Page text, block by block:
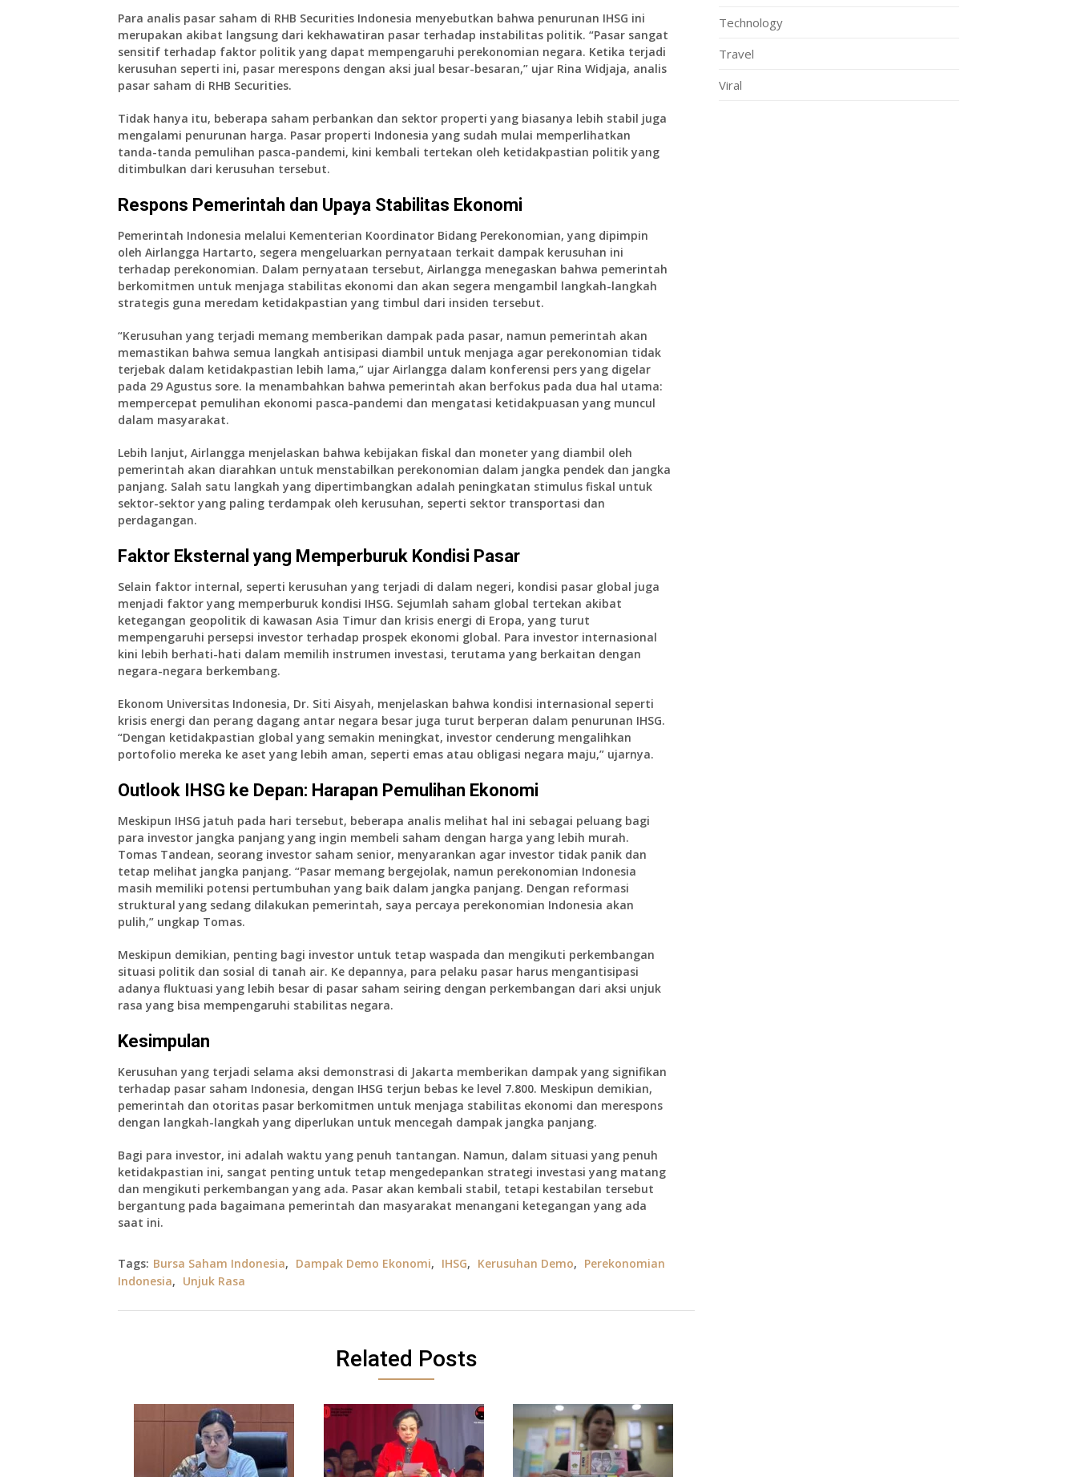
Para analis pasar saham di RHB Securities Indonesia menyebutkan bahwa penurunan IHSG ini
merupakan akibat langsung dari kekhawatiran pasar terhadap instabilitas politik. “Pasar sangat
sensitif terhadap faktor politik yang dapat mempengaruhi perekonomian negara. Ketika terjadi
kerusuhan seperti ini, pasar merespons dengan aksi jual besar-besaran,” ujar Rina Widjaja, analis
pasar saham di RHB Securities.
Tidak hanya itu, beberapa saham perbankan dan sektor properti yang biasanya lebih stabil juga
mengalami penurunan harga. Pasar properti Indonesia yang sudah mulai memperlihatkan
tanda-tanda pemulihan pasca-pandemi, kini kembali tertekan oleh ketidakpastian politik yang
ditimbulkan dari kerusuhan tersebut.
Respons Pemerintah dan Upaya Stabilitas Ekonomi
Pemerintah Indonesia melalui Kementerian Koordinator Bidang Perekonomian, yang dipimpin
oleh Airlangga Hartarto, segera mengeluarkan pernyataan terkait dampak kerusuhan ini
terhadap perekonomian. Dalam pernyataan tersebut, Airlangga menegaskan bahwa pemerintah
berkomitmen untuk menjaga stabilitas ekonomi dan akan segera mengambil langkah-langkah
strategis guna meredam ketidakpastian yang timbul dari insiden tersebut.
“Kerusuhan yang terjadi memang memberikan dampak pada pasar, namun pemerintah akan
memastikan bahwa semua langkah antisipasi diambil untuk menjaga agar perekonomian tidak
terjebak dalam ketidakpastian lebih lama,” ujar Airlangga dalam konferensi pers yang digelar
pada 29 Agustus sore. Ia menambahkan bahwa pemerintah akan berfokus pada dua hal utama:
mempercepat pemulihan ekonomi pasca-pandemi dan mengatasi ketidakpuasan yang muncul
dalam masyarakat.
Lebih lanjut, Airlangga menjelaskan bahwa kebijakan fiskal dan moneter yang diambil oleh
pemerintah akan diarahkan untuk menstabilkan perekonomian dalam jangka pendek dan jangka
panjang. Salah satu langkah yang dipertimbangkan adalah peningkatan stimulus fiskal untuk
sektor-sektor yang paling terdampak oleh kerusuhan, seperti sektor transportasi dan
perdagangan.
Faktor Eksternal yang Memperburuk Kondisi Pasar
Selain faktor internal, seperti kerusuhan yang terjadi di dalam negeri, kondisi pasar global juga
menjadi faktor yang memperburuk kondisi IHSG. Sejumlah saham global tertekan akibat
ketegangan geopolitik di kawasan Asia Timur dan krisis energi di Eropa, yang turut
mempengaruhi persepsi investor terhadap prospek ekonomi global. Para investor internasional
kini lebih berhati-hati dalam memilih instrumen investasi, terutama yang berkaitan dengan
negara-negara berkembang.
Ekonom Universitas Indonesia, Dr. Siti Aisyah, menjelaskan bahwa kondisi internasional seperti
krisis energi dan perang dagang antar negara besar juga turut berperan dalam penurunan IHSG.
“Dengan ketidakpastian global yang semakin meningkat, investor cenderung mengalihkan
portofolio mereka ke aset yang lebih aman, seperti emas atau obligasi negara maju,” ujarnya.
Outlook IHSG ke Depan: Harapan Pemulihan Ekonomi
Meskipun IHSG jatuh pada hari tersebut, beberapa analis melihat hal ini sebagai peluang bagi
para investor jangka panjang yang ingin membeli saham dengan harga yang lebih murah.
Tomas Tandean, seorang investor saham senior, menyarankan agar investor tidak panik dan
tetap melihat jangka panjang. “Pasar memang bergejolak, namun perekonomian Indonesia
masih memiliki potensi pertumbuhan yang baik dalam jangka panjang. Dengan reformasi
struktural yang sedang dilakukan pemerintah, saya percaya perekonomian Indonesia akan
pulih,” ungkap Tomas.
Meskipun demikian, penting bagi investor untuk tetap waspada dan mengikuti perkembangan
situasi politik dan sosial di tanah air. Ke depannya, para pelaku pasar harus mengantisipasi
adanya fluktuasi yang lebih besar di pasar saham seiring dengan perkembangan dari aksi unjuk
rasa yang bisa mempengaruhi stabilitas negara.
Kesimpulan
Kerusuhan yang terjadi selama aksi demonstrasi di Jakarta memberikan dampak yang signifikan
terhadap pasar saham Indonesia, dengan IHSG terjun bebas ke level 7.800. Meskipun demikian,
pemerintah dan otoritas pasar berkomitmen untuk menjaga stabilitas ekonomi dan merespons
dengan langkah-langkah yang diperlukan untuk mencegah dampak jangka panjang.
Bagi para investor, ini adalah waktu yang penuh tantangan. Namun, dalam situasi yang penuh
ketidakpastian ini, sangat penting untuk tetap mengedepankan strategi investasi yang matang
dan mengikuti perkembangan yang ada. Pasar akan kembali stabil, tetapi kestabilan tersebut
bergantung pada bagaimana pemerintah dan masyarakat menangani ketegangan yang ada
saat ini.
Tags: Bursa Saham Indonesia, Dampak Demo Ekonomi, IHSG, Kerusuhan Demo, Perekonomian
Indonesia, Unjuk Rasa
Related Posts
Technology
Travel
Viral